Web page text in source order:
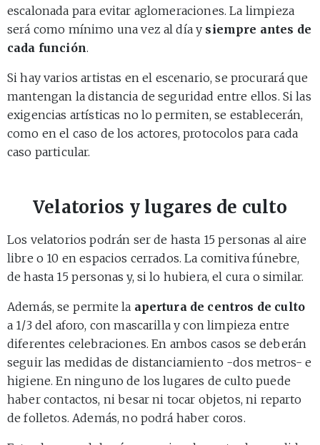
escalonada para evitar aglomeraciones. La limpieza
será como mínimo una vez al día y siempre antes de
cada función.
Si hay varios artistas en el escenario, se procurará que
mantengan la distancia de seguridad entre ellos. Si las
exigencias artísticas no lo permiten, se establecerán,
como en el caso de los actores, protocolos para cada
caso particular.
Velatorios y lugares de culto
Los velatorios podrán ser de hasta 15 personas al aire
libre o 10 en espacios cerrados. La comitiva fúnebre,
de hasta 15 personas y, si lo hubiera, el cura o similar.
Además, se permite la apertura de centros de culto
a 1/3 del aforo, con mascarilla y con limpieza entre
diferentes celebraciones. En ambos casos se deberán
seguir las medidas de distanciamiento -dos metros- e
higiene. En ninguno de los lugares de culto puede
haber contactos, ni besar ni tocar objetos, ni reparto
de folletos. Además, no podrá haber coros.